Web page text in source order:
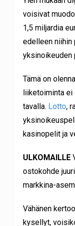
voisivat
1,5 miljardia
edelleen niihin
yksinoikeuden
Tämä on
liiketoiminta
tavalla. Lotto,
kasinopelit ja
ULKOMAILLE
ostokohde
markkina-
Vähänen
kysellyt,